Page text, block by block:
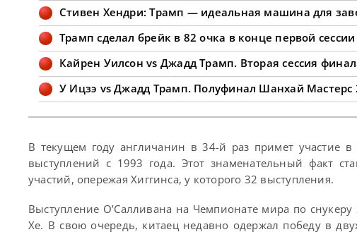
Стивен Хендри: Трамп — идеальная машина для
Трамп сделал брейк в 82 очка в конце первой
Кайрен Уилсон vs Джадд Трамп. Вторая сессия
У Ицзэ vs Джадд Трамп. Полуфинал Шанхай Мастерс
В текущем году англичанин в 34-й раз примет участие
выступлений с 1993 года. Этот знаменательный факт
участий, опережая Хиггинса, у которого 32 выступления.
Выступление О’Салливана на Чемпионате мира по
Хе. В свою очередь, китаец недавно одержал победу в